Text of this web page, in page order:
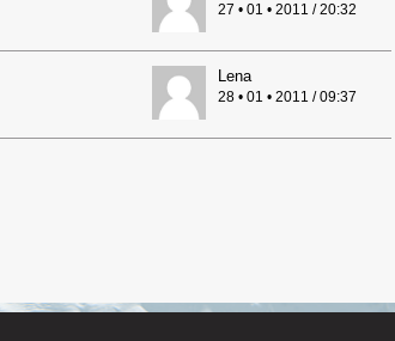
27 • 01 • 2011 / 20:32
Lena
28 • 01 • 2011 / 09:37